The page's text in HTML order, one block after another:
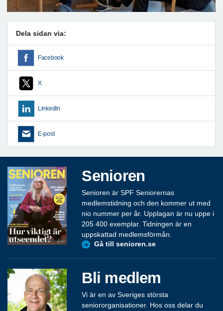
Dela sidan via:
Facebook
X
LinkedIn
E-post
Senioren
Senioren är SPF Seniorernas
medlemstidning och den kommer ut med
nio nummer per år. Upplagan är nu uppe i
205 400 exemplar. Tidningen är en
uppskattad medlemsförmån.
Gå till senioren.se
Bli medlem
Vi är en av Sveriges största
seniororganisationer. Hos oss delar du